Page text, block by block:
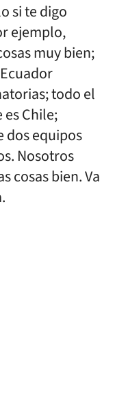
si te digo
ejemplo,
muy bien;
todo el
Chile;
dos equipos
Nosotros
cosas bien. Va